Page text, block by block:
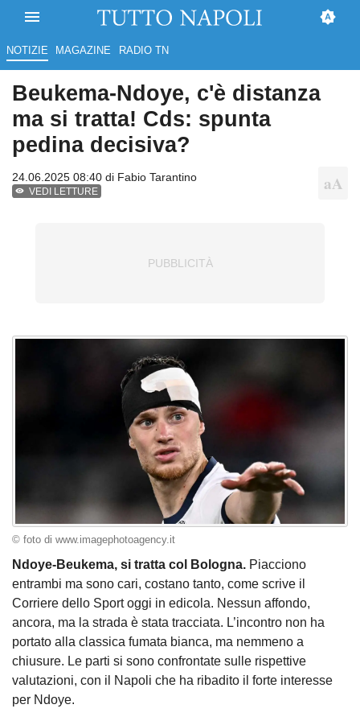
NOTIZIE MAGAZINE RADIO TN
Beukema-Ndoye, c'è distanza
ma si tratta! Cds: spunta
pedina decisiva?
24.06.2025 08:40 di Fabio Tarantino
VEDI LETTURE
© foto di www.imagephotoagency.it
Ndoye-Beukema, si tratta col Bologna. Piacciono
entrambi ma sono cari, costano tanto, come scrive il
Corriere dello Sport oggi in edicola. Nessun affondo,
ancora, ma la strada è stata tracciata. L’incontro non ha
portato alla classica fumata bianca, ma nemmeno a
chiusure. Le parti si sono confrontate sulle rispettive
valutazioni, con il Napoli che ha ribadito il forte interesse
per Ndoye.